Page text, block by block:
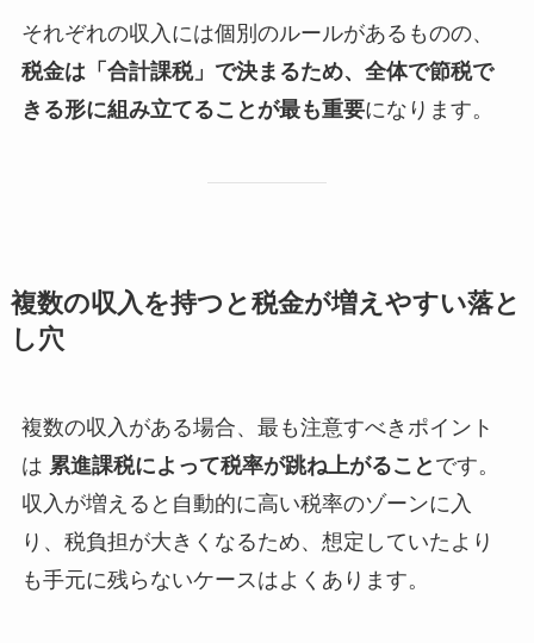
それぞれの収入には個別のルールがあるものの、
税金は「合計課税」で決まるため、全体で節税で
きる形に組み立てることが最も重要になります。
複数の収入を持つと税金が増えやすい落と
し穴
複数の収入がある場合、最も注意すべきポイント
は 累進課税によって税率が跳ね上がること です。
収入が増えると自動的に高い税率のゾーンに入
り、税負担が大きくなるため、想定していたより
も手元に残らないケースはよくあります。